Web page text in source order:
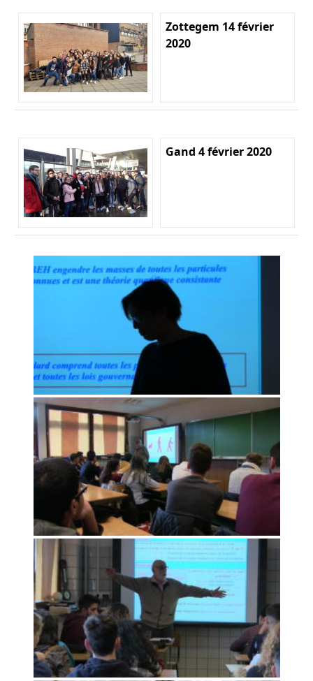
Zottegem 14 février
2020
Gand 4 février 2020